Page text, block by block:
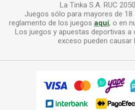
La Tinka S.A. RUC
Juegos sólo para mayores de
reglamento de los juegos aquí, o en
Los juegos y apuestas deportivas a
exceso pueden causar